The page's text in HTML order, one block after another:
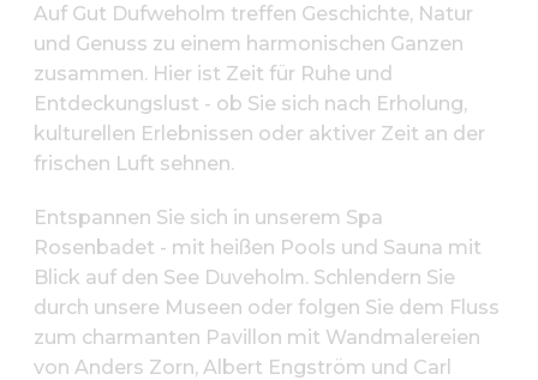
Auf Gut Dufweholm treffen Geschichte, Natur
und Genuss zu einem harmonischen Ganzen
zusammen. Hier ist Zeit für Ruhe und
Entdeckungslust - ob Sie sich nach Erholung,
kulturellen Erlebnissen oder aktiver Zeit an der
frischen Luft sehnen.
Entspannen Sie sich in unserem Spa
Rosenbadet - mit heißen Pools und Sauna mit
Blick auf den See Duveholm. Schlendern Sie
durch unsere Museen oder folgen Sie dem Fluss
zum charmanten Pavillon mit Wandmalereien
von Anders Zorn, Albert Engström und Carl